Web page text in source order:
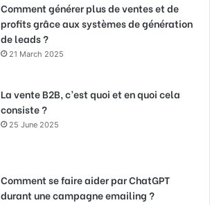
Comment générer plus de ventes et de
profits grâce aux systèmes de génération
de leads ?
21 March 2025
La vente B2B, c’est quoi et en quoi cela
consiste ?
25 June 2025
Comment se faire aider par ChatGPT
durant une campagne emailing ?